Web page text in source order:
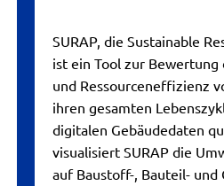
SURAP, die Sustainable
ist ein Tool zur
und Ressourceneffizienz
ihren gesamten
digitalen Gebäudedaten
visualisiert SURAP die
auf Baustoff-, Bauteil- und